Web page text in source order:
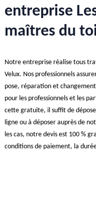
entreprise
maîtres du
Notre entreprise réalise tous
Velux. Nos professionnels
pose, réparation et
pour les professionnels et les
cette gratuite, il suffit de
ligne ou à déposer auprès de
les cas, notre devis est 100 %
conditions de paiement, la